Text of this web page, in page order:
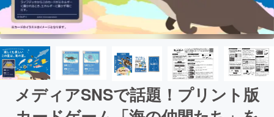
メディアSNSで話題！プリント版